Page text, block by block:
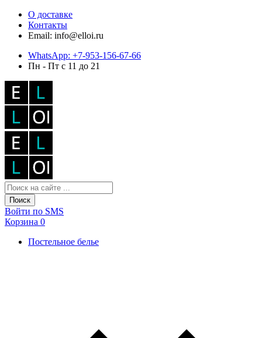
О доставке
Контакты
Email: info@elloi.ru
WhatsApp: +7-953-156-67-66
Пн - Пт с 11 до 21
Поиск
Войти по SMS
Корзина 0
Постельное белье